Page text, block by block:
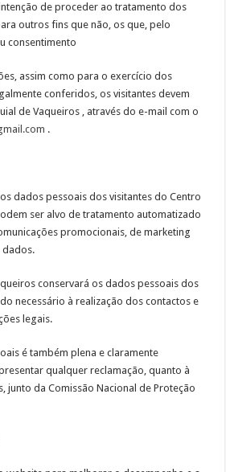
de proceder ao tratamento dos
outros fins que não, os que, pelo
consentimento
assim como para o exercício dos
conferidos, os visitantes devem
de Vaqueiros , através do e-mail com o
.
dados pessoais dos visitantes do Centro
ser alvo de tratamento automatizado
promocionais, de marketing
dados.
conservará os dados pessoais dos
necessário à realização dos contactos e
legais.
é também plena e claramente
qualquer reclamação, quanto à
junto da Comissão Nacional de Proteção